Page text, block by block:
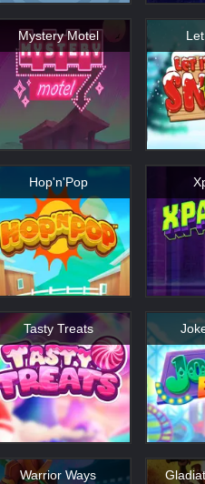
Mystery Motel
Hop'n'Pop
Tasty Treats
Warrior Ways